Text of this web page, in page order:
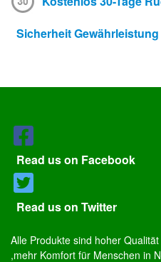
Sicherheit Gewährleistung
Read us on Facebook
Read us on Twitter
Alle Produkte sind hoher
,mehr Komfort für Menschen in